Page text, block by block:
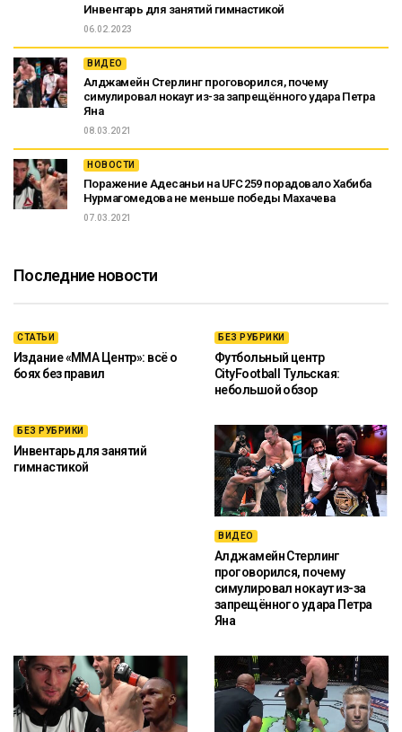
Инвентарь для занятий гимнастикой
06.02.2023
ВИДЕО
Алджамейн Стерлинг проговорился, почему
симулировал нокаут из-за запрещённого удара Петра
Яна
08.03.2021
НОВОСТИ
Поражение Адесаньи на UFC 259 порадовало Хабиба
Нурмагомедова не меньше победы Махачева
07.03.2021
Последние новости
СТАТЬИ
Издание «ММА Центр»: всё о
боях без правил
БЕЗ РУБРИКИ
Футбольный центр
CityFootball Тульская:
небольшой обзор
БЕЗ РУБРИКИ
Инвентарь для занятий
гимнастикой
ВИДЕО
Алджамейн Стерлинг
проговорился, почему
симулировал нокаут из-за
запрещённого удара Петра
Яна